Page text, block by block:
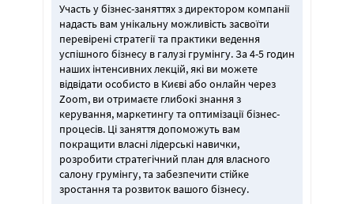
Участь у бізнес-заняттях з директором компанії
надасть вам унікальну можливість засвоїти
перевірені стратегії та практики ведення
успішного бізнесу в галузі грумінгу. За 4-5 годин
наших інтенсивних лекцій, які ви можете
відвідати особисто в Києві або онлайн через
Zoom, ви отримаєте глибокі знання з
керування, маркетингу та оптимізації бізнес-
процесів. Ці заняття допоможуть вам
покращити власні лідерські навички,
розробити стратегічний план для власного
салону грумінгу, та забезпечити стійке
зростання та розвиток вашого бізнесу.